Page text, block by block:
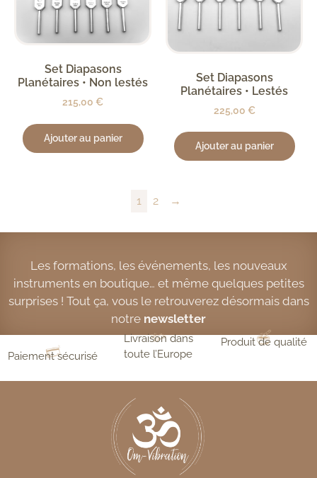
Set Diapasons
Planétaires • Non lestés
215,00 €
Ajouter au panier
Set Diapasons
Planétaires • Lestés
225,00 €
Ajouter au panier
1 2 →
Les formations, les événements, les nouveaux
instruments en boutique… et même quelques petites
surprises ! Tout ça, vous le retrouverez désormais dans
notre newsletter
Paiement sécurisé
Livraison dans
toute l’Europe
Produit de qualité